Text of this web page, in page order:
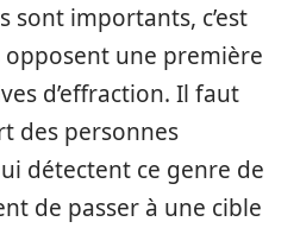
sont importants, c’est
opposent une première
d’effraction. Il faut
des personnes
détectent ce genre de
de passer à une cible